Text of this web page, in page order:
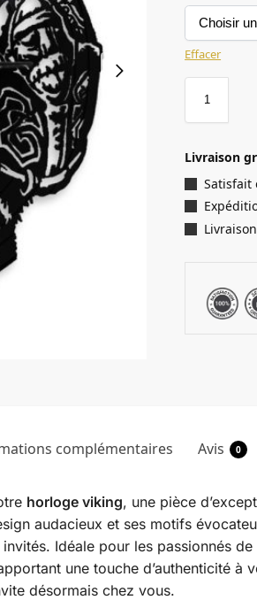
Effacer
Livraison
Satisfait
complémentaires Avis 0
horloge viking, une pièce
audacieux et ses motifs
Idéale pour les passionnés
une touche d’authenticité à
désormais chez vous.